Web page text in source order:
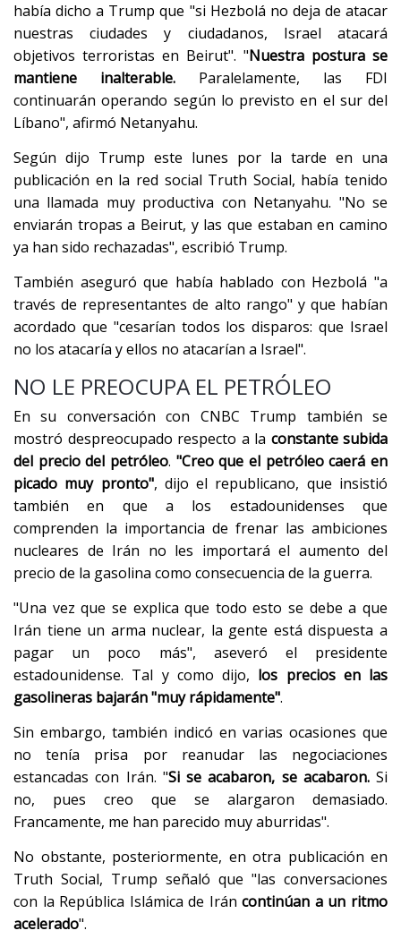
había dicho a Trump que "si Hezbolá no deja de atacar
nuestras ciudades y ciudadanos, Israel atacará
objetivos terroristas en Beirut". "Nuestra postura se
mantiene inalterable. Paralelamente, las FDI
continuarán operando según lo previsto en el sur del
Líbano", afirmó Netanyahu.
Según dijo Trump este lunes por la tarde en una
publicación en la red social Truth Social, había tenido
una llamada muy productiva con Netanyahu. "No se
enviarán tropas a Beirut, y las que estaban en camino
ya han sido rechazadas", escribió Trump.
También aseguró que había hablado con Hezbolá "a
través de representantes de alto rango" y que habían
acordado que "cesarían todos los disparos: que Israel
no los atacaría y ellos no atacarían a Israel".
NO LE PREOCUPA EL PETRÓLEO
En su conversación con CNBC Trump también se
mostró despreocupado respecto a la constante subida
del precio del petróleo. "Creo que el petróleo caerá en
picado muy pronto", dijo el republicano, que insistió
también en que a los estadounidenses que
comprenden la importancia de frenar las ambiciones
nucleares de Irán no les importará el aumento del
precio de la gasolina como consecuencia de la guerra.
"Una vez que se explica que todo esto se debe a que
Irán tiene un arma nuclear, la gente está dispuesta a
pagar un poco más", aseveró el presidente
estadounidense. Tal y como dijo, los precios en las
gasolineras bajarán "muy rápidamente".
Sin embargo, también indicó en varias ocasiones que
no tenía prisa por reanudar las negociaciones
estancadas con Irán. "Si se acabaron, se acabaron.Si
no, pues creo que se alargaron demasiado.
Francamente, me han parecido muy aburridas".
No obstante, posteriormente, en otra publicación en
Truth Social, Trump señaló que "las conversaciones
con la República Islámica de Iráncontinúan a un ritmo
acelerado".